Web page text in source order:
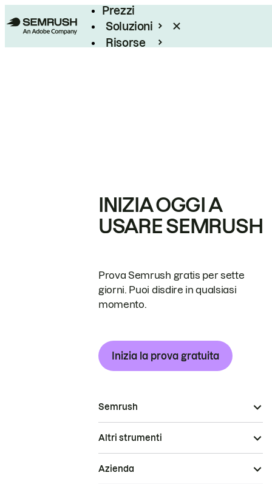
Prezzi
Soluzioni
Risorse
INIZIA OGGI A
USARE SEMRUSH
Prova Semrush gratis per sette
giorni. Puoi disdire in qualsiasi
momento.
Inizia la prova gratuita
Semrush
Altri strumenti
Azienda